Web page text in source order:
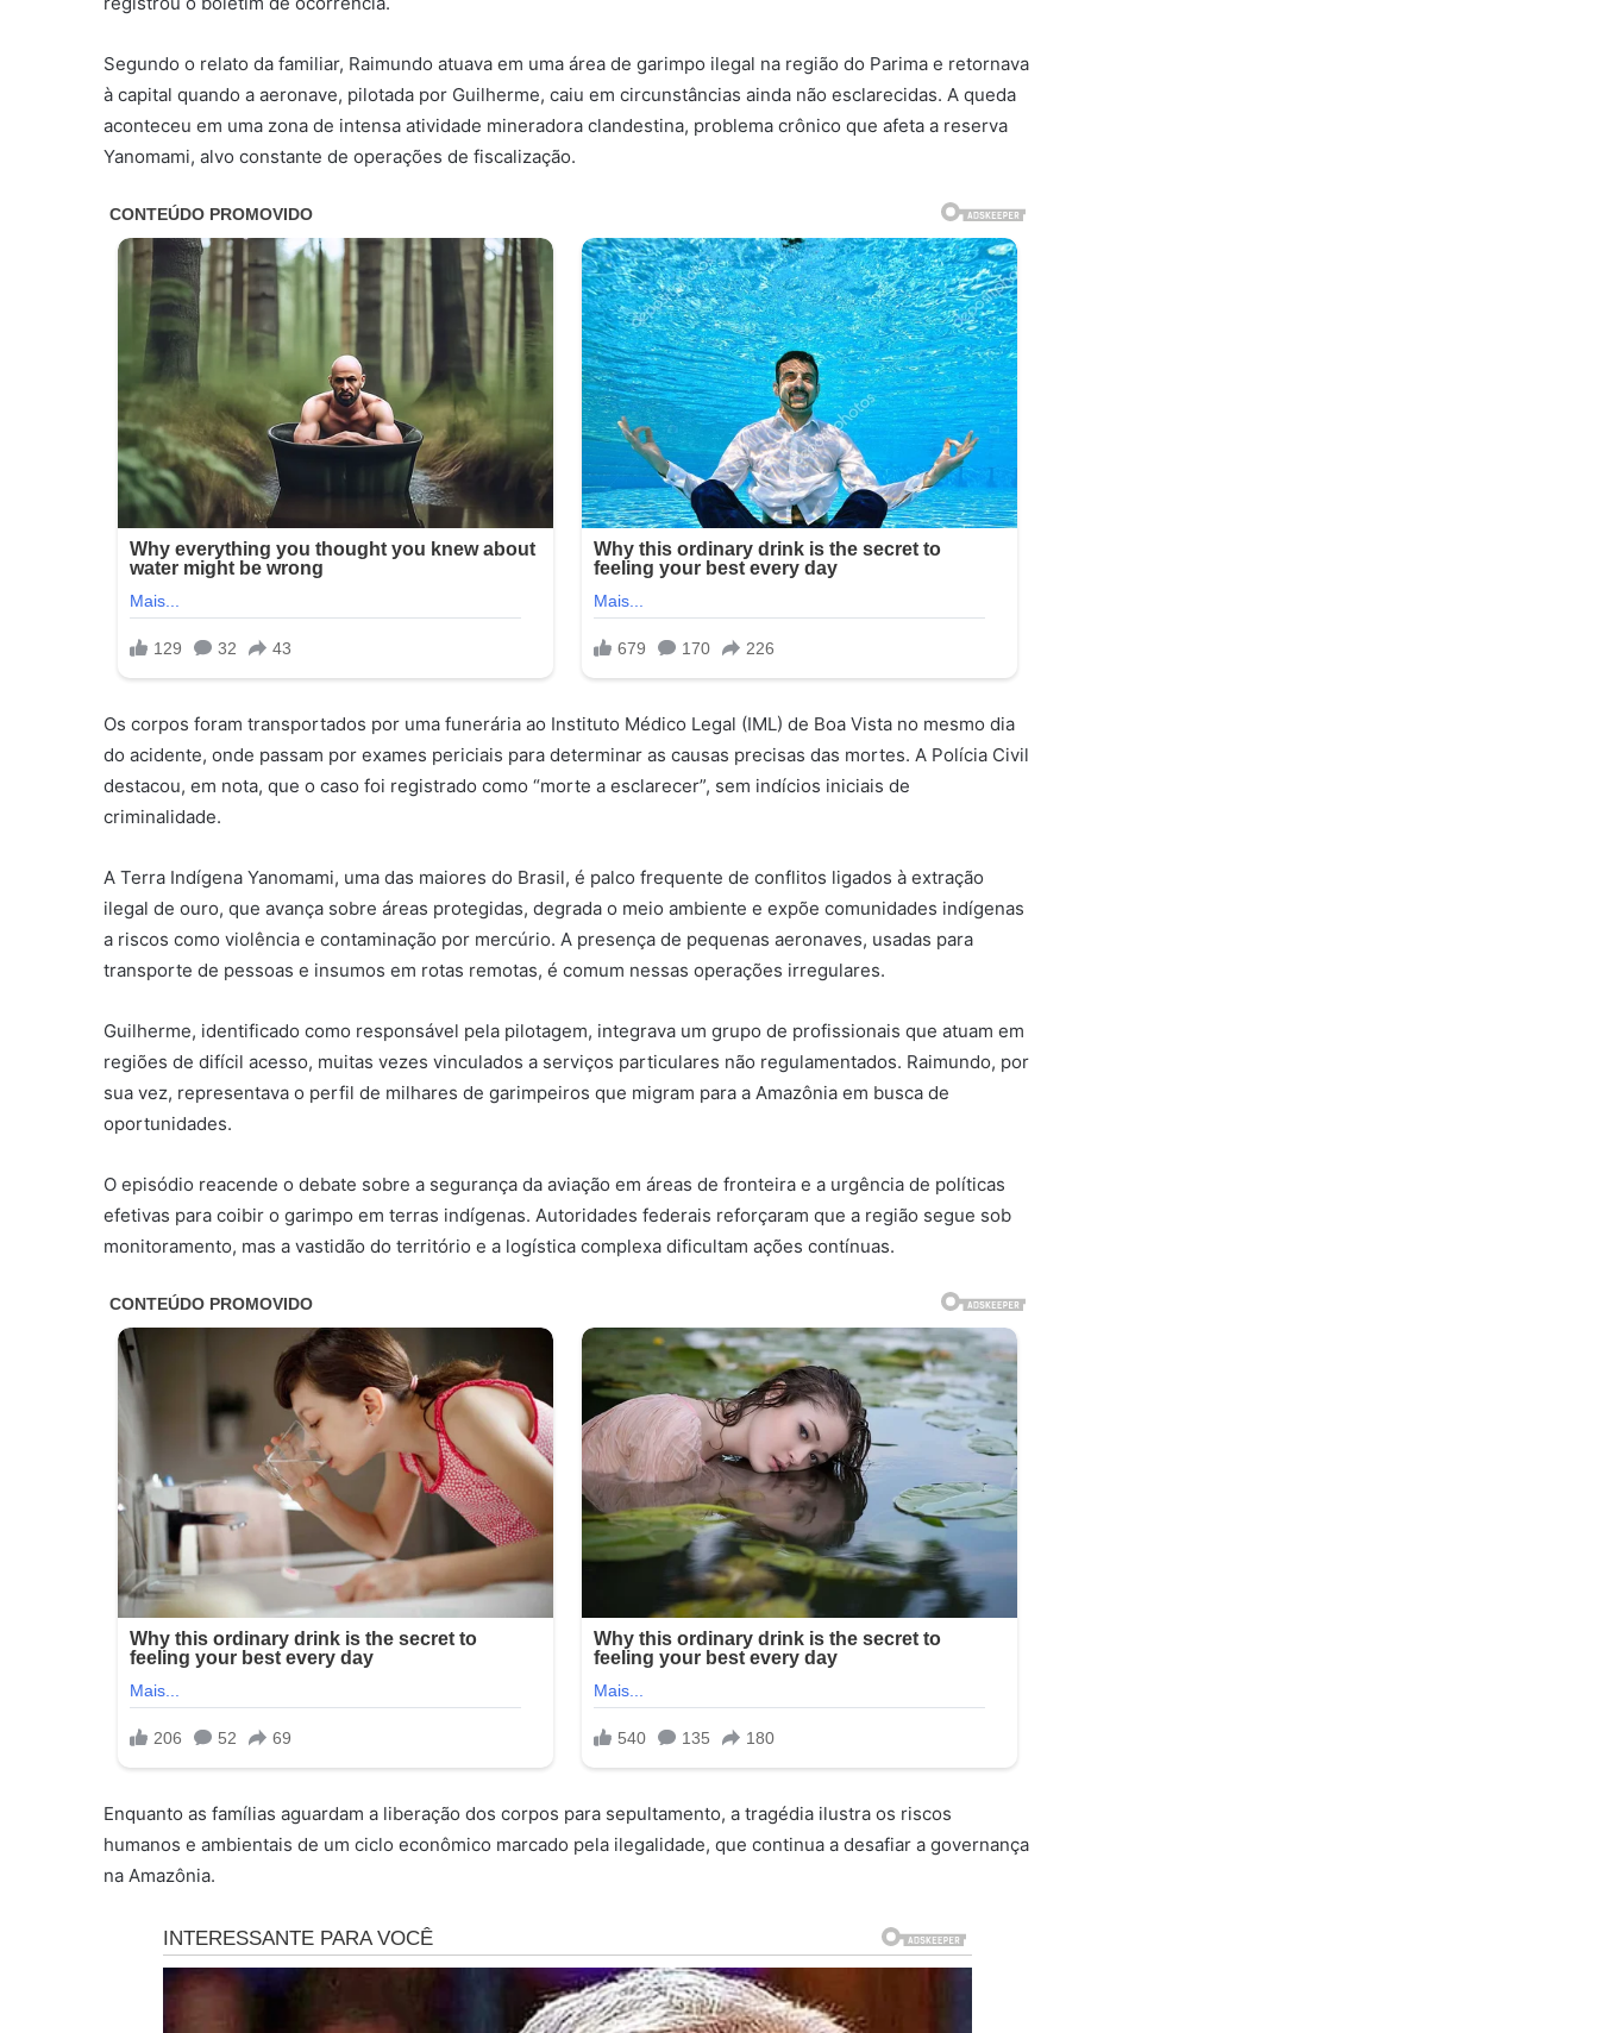
Segundo o relato da familiar, Raimundo atuava em uma área de garimpo ilegal na região do Parima e retornava
à capital quando a aeronave, pilotada por Guilherme, caiu em circunstâncias ainda não esclarecidas. A queda
aconteceu em uma zona de intensa atividade mineradora clandestina, problema crônico que afeta a reserva
Yanomami, alvo constante de operações de fiscalização.
Os corpos foram transportados por uma funerária ao Instituto Médico Legal (IML) de Boa Vista no mesmo dia
do acidente, onde passam por exames periciais para determinar as causas precisas das mortes. A Polícia Civil
destacou, em nota, que o caso foi registrado como “morte a esclarecer”, sem indícios iniciais de
criminalidade.
A Terra Indígena Yanomami, uma das maiores do Brasil, é palco frequente de conflitos ligados à extração
ilegal de ouro, que avança sobre áreas protegidas, degrada o meio ambiente e expõe comunidades indígenas
a riscos como violência e contaminação por mercúrio. A presença de pequenas aeronaves, usadas para
transporte de pessoas e insumos em rotas remotas, é comum nessas operações irregulares.
Guilherme, identificado como responsável pela pilotagem, integrava um grupo de profissionais que atuam em
regiões de difícil acesso, muitas vezes vinculados a serviços particulares não regulamentados. Raimundo, por
sua vez, representava o perfil de milhares de garimpeiros que migram para a Amazônia em busca de
oportunidades.
O episódio reacende o debate sobre a segurança da aviação em áreas de fronteira e a urgência de políticas
efetivas para coibir o garimpo em terras indígenas. Autoridades federais reforçaram que a região segue sob
monitoramento, mas a vastidão do território e a logística complexa dificultam ações contínuas.
Enquanto as famílias aguardam a liberação dos corpos para sepultamento, a tragédia ilustra os riscos
humanos e ambientais de um ciclo econômico marcado pela ilegalidade, que continua a desafiar a governança
na Amazônia.